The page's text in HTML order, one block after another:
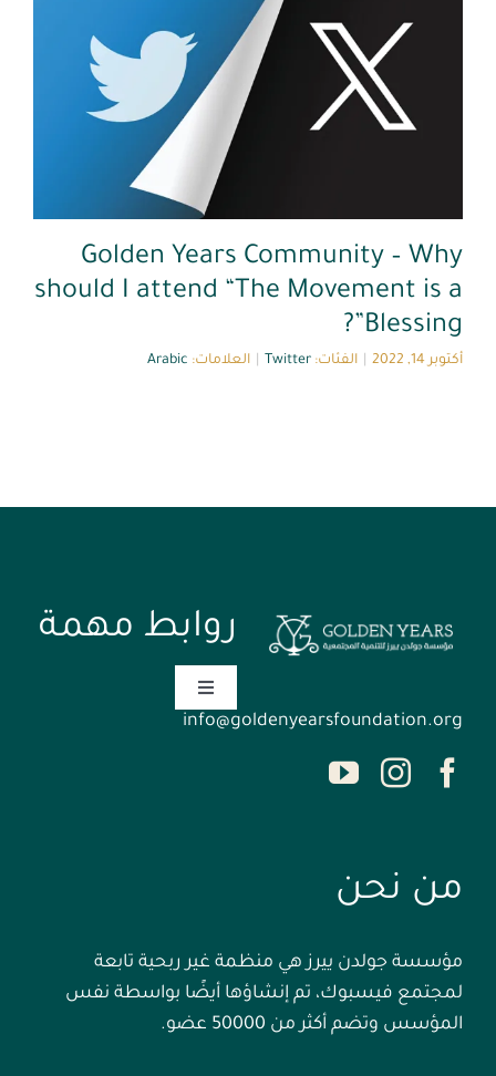
Golden Years Community – Why
should I attend “The Movement is a
Blessing”?
أكتوبر 14, 2022 الفئات: Twitter العلامات: Arabic
info@goldenyearsfoundation.org
روابط مهمة
Toggle
Navigation
الأحداث
اتصل بنا
من نحن
مؤسسة جولدن ييرز هي منظمة غير ربحية تابعة
لمجتمع فيسبوك، تم إنشاؤها أيضًا بواسطة نفس
المؤسس وتضم أكثر من 50000 عضو.